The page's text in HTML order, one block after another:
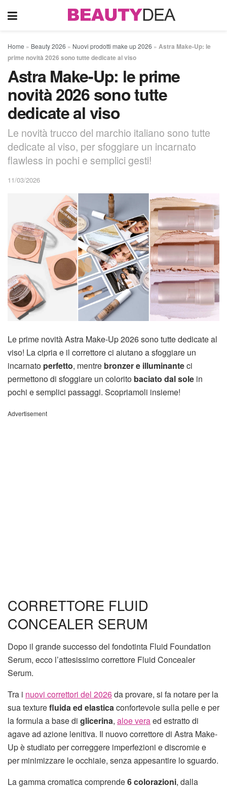
Home » Beauty 2026 » Nuovi prodotti make up 2026 » Astra Make-Up: le
prime novità 2026 sono tutte dedicate al viso
Astra Make-Up: le prime
novità 2026 sono tutte
dedicate al viso
Le novità trucco del marchio italiano sono tutte
dedicate al viso, per sfoggiare un incarnato
flawless in pochi e semplici gesti!
11/03/2026
Le prime novità Astra Make-Up 2026 sono tutte dedicate al
viso! La cipria e il correttore ci aiutano a sfoggiare un
incarnato perfetto, mentre bronzer e illuminanteci
permettono di sfoggiare un colorito baciato dal sole in
pochi e semplici passaggi. Scopriamoli insieme!
Advertisement
CORRETTORE FLUID
CONCEALER SERUM
Dopo il grande successo del fondotinta Fluid Foundation
Serum, ecco l’attesissimo correttore Fluid Concealer
Serum.
Tra i nuovi correttori del 2026da provare, si fa notare per la
sua texturefluida ed elasticaconfortevole sulla pelle e per
la formula a base di glicerina, aloe veraed estratto di
agave ad azione lenitiva. Il nuovo correttore di Astra Make-
Up è studiato per correggere imperfezioni e discromie e
per minimizzare le occhiaie, senza appesantire lo sguardo.
La gamma cromatica comprende6 colorazioni, dalla